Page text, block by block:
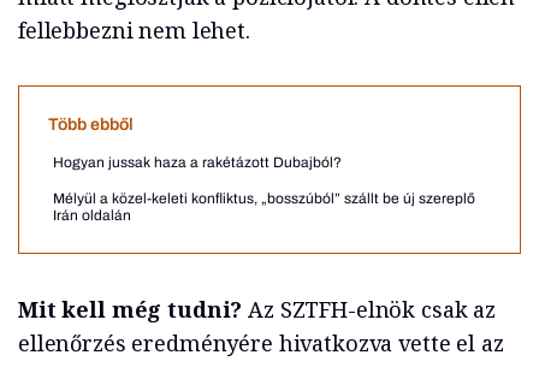
fellebbezni nem lehet.
Több ebből
Hogyan jussak haza a rakétázott Dubajból?
Mélyül a közel-keleti konfliktus, „bosszúból” szállt be új szereplő
Irán oldalán
Mit kell még tudni?Az SZTFH-elnök csak az
ellenőrzés eredményére hivatkozva vette el az